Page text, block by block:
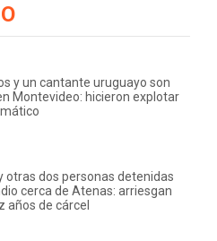
y un cantante uruguayo son
Montevideo: hicieron explotar
otras dos personas detenidas
cerca de Atenas: arriesgan
años de cárcel